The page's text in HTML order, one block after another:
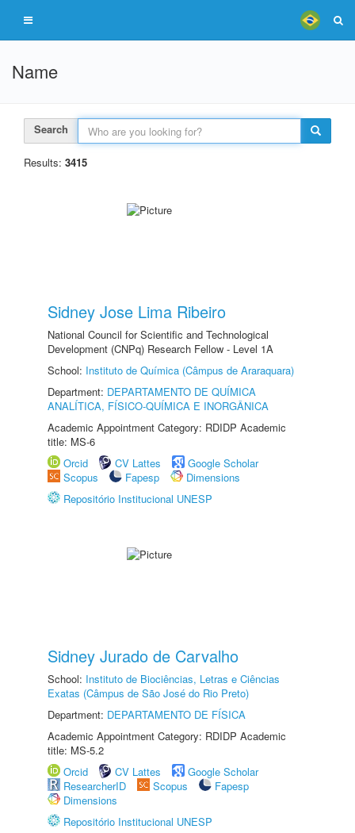
Name
Search
Results: 3415
Sidney Jose Lima Ribeiro
National Council for Scientific and Technological
Development (CNPq) Research Fellow - Level 1A
School: Instituto de Química (Câmpus de Araraquara)
Department: DEPARTAMENTO DE QUÍMICA
ANALÍTICA, FÍSICO-QUÍMICA E INORGÂNICA
Academic Appointment Category: RDIDP Academic
title: MS-6
Orcid
CV Lattes
Google Scholar
Scopus
Fapesp
Dimensions
Repositório Institucional UNESP
Sidney Jurado de Carvalho
School: Instituto de Biociências, Letras e Ciências
Exatas (Câmpus de São José do Rio Preto)
Department: DEPARTAMENTO DE FÍSICA
Academic Appointment Category: RDIDP Academic
title: MS-5.2
Orcid
CV Lattes
Google Scholar
ResearcherID
Scopus
Fapesp
Dimensions
Repositório Institucional UNESP